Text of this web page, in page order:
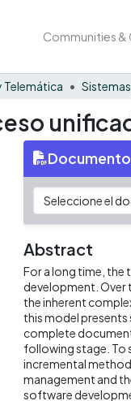
Communities
Telemática
Abstract
For a long time, the
development. Over
the inherent
this model
complete
following stage. To
incremental
management and
software